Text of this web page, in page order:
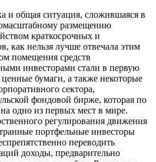
и общая ситуация, сложившаяся в
размещению
краткосрочных и
как нельзя лучше отвечала этим
помещения средств
инвесторами стали в первую
ценные бумаги, а также некоторые
сектора,
фондовой бирже, которая по
одно из первых мест в мире.
регулирования движения
портфельные инвесторы
переводить
доходы, предварительно